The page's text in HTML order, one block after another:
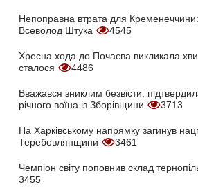
Непоправна втрата для Кременеччини:
Всеволод Штука
4545
Хресна хода до Почаєва викликала
сталося
4486
Вважався зниклим безвісти:
річного воїна із Зборівщини
3713
На Харківському напрямку загинув
Теребовлянщини
3461
Чемпіон світу поповнив склад
3455